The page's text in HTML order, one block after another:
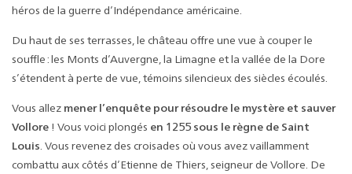
héros de la guerre d’Indépendance américaine.
Du haut de ses terrasses, le château offre une vue à couper le
souffle : les Monts d’Auvergne, la Limagne et la vallée de la Dore
s’étendent à perte de vue, témoins silencieux des siècles écoulés.
Vous allez mener l’enquête pour résoudre le mystère et sauver
Vollore ! Vous voici plongés en 1255 sous le règne de Saint
Louis. Vous revenez des croisades où vous avez vaillamment
combattu aux côtés d’Etienne de Thiers, seigneur de Vollore. De